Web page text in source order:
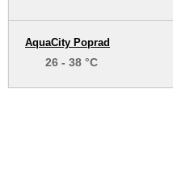
AquaCity Poprad
26 - 38 °C